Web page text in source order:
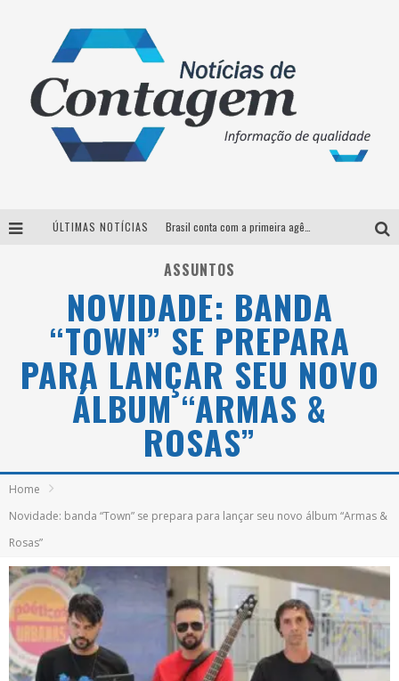
ÚLTIMAS NOTÍCIAS
Votação para o concurso Rainha do Pedro Leopoldo Rodeio Show 2026 é liberada no G1
Suzy Brasil desembarca em Belo Horizonte nesta quinta-feira com o espetáculo “Uma Noite Horripilante”
ASSUNTOS
NOVIDADE: BANDA
“TOWN” SE PREPARA
PARA LANÇAR SEU NOVO
ÁLBUM “ARMAS &
ROSAS”
Home
Novidade: banda “Town” se prepara para lançar seu novo álbum “Armas &
Rosas”